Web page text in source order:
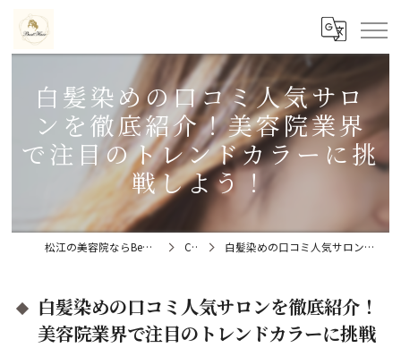
白髪染めの口コミ人気サロ
ンを徹底紹介！美容院業界
で注目のトレンドカラーに挑
戦しよう！
松江の美容院ならBeat Hair（ビートヘアー）髪質改善特化型サロン Column 白髪染めの口コミ人気サロンを徹底紹介！美容院業界で注目のトレンドカラーに挑戦しよう！
白髪染めの口コミ人気サロンを徹底紹介！
美容院業界で注目のトレンドカラーに挑戦